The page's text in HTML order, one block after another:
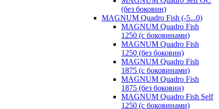
(без боковин)
MAGNUM Quadro Fish (-5...0)
MAGNUM Quadro Fish
1250 (с боковинами)
MAGNUM Quadro Fish
1250 (без боковин)
MAGNUM Quadro Fish
1875 (с боковинами)
MAGNUM Quadro Fish
1875 (без боковин)
MAGNUM Quadro Fish Self
1250 (с боковинами)